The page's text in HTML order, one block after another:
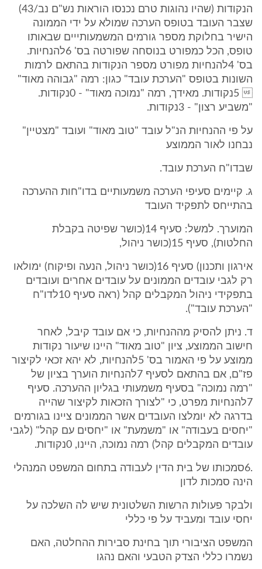
הנקודות (שהיו נהוגות טרם נכנסו הוראות נש"ם נב/43)
שצבר העובד בטופס הערכה שמולא על ידי הממונה
הישיר בחלוקת מספר גורמים המשמעותייים שבאותו
טופס, הכל כמפורט בנוסחה שפורטה בס' 6להנחיות.
בס' 4להנחיות מפורט מספר הנקודות בהתאם לרמות
השונות בטופס "הערכת עובד" כגון: רמה "גבוהה מאוד"
5נקודות. מאידך, רמה "נמוכה מאוד" - 0נקודות.
"משביע רצון" - 3נקודות.
על פי ההנחיות הנ"ל עובד "טוב מאוד" ועובד "מצטיין"
נבחנו לאור הממוצע
שבדו"ח הערכת עובד.
ג. קיימים סעיפי הערכה משמעותיים בדו"חות ההערכה
בהתייחס לתפקיד העובד
המוערך. למשל: סעיף 14(כושר שפיטה בקבלת
החלטות), סעיף 15(כושר ניהול,
אירגון ותכנון) סעיף 16(כושר ניהול, הנעה ופיקוח) ימולאו
רק לגבי עובדים הממונים על עובדים אחרים ועובדים
בתפקידי ניהול המקבלים קהל (ראה סעיף 10לדו"ח
"הערכת עובד").
ד. ניתן להסיק מההנחיות, כי אם עובד קיבל, לאחר
חישוב הממוצע, ציון "טוב מאוד" היינו שיעור נקודות
ממוצע על פי האמור בס' 5להנחיות, לא יהא זכאי לקיצור
פז"ם, אם בהתאם לסעיף 7להנחיות הוערך בציון של
"רמה נמוכה" בסעיף משמעותי בגליון ההערכה. סעיף
7להנחיות מפרט, כי "לצורך הזכאות לקיצור שהייה
בדרגה לא יומלצו העובדים אשר הממונים ציינו בגורמים
"יחסים בעבודה" או "משמעת" או "יחסים עם קהל" (לגבי
עובדים המקבלים קהל) רמה נמוכה, היינו, 0נקודות.
.6סמכותו של בית הדין לעבודה בתחום המשפט המנהלי
הינה סמכות לדון
ולבקר פעולות הרשות השלטונית שיש לה השלכה על
יחסי עובד ומעביד על פי כללי
המשפט הציבורי תוך בחינת סבירות ההחלטה, האם
נשמרו כללי הצדק הטבעי והאם נהגו